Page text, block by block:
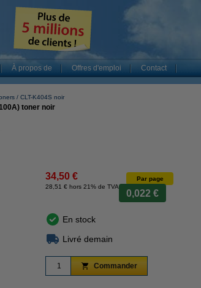
À propos de Offres d'emploi Contact
CLT-K404S noir
toner noir
34,50 €
28,51 € hors 21% de TVA
Par page
0,022 €
En stock
Livré demain
Commander